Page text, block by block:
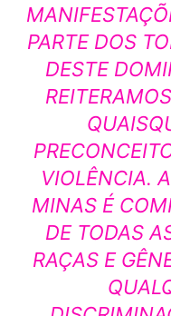
PARTE DOS
DESTE
VIOLÊNCIA.
MINAS É
DE TODAS
RAÇAS E